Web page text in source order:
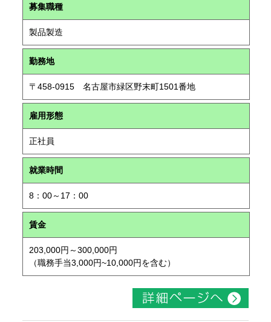
募集職種
製品製造
勤務地
〒458-0915 名古屋市緑区野末町1501番地
雇用形態
正社員
就業時間
8：00～17：00
賃金
203,000円～300,000円
（職務手当3,000円~10,000円を含む）